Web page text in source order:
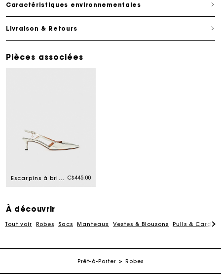
Caractéristiques environnementales
Livraison & Retours
Pièces associées
Escarpins à brides en cuir argenté C$445.00
À découvrir
Tout voir Robes Sacs Manteaux Vestes & Blousons Pulls &
Prêt-à-Porter Robes
Suivi de commande